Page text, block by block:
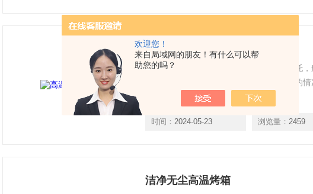
欢迎您！
来自局域网的朋友！有什么可以帮
助您的吗？
高温老化试验箱
高温老化试验箱用于对电子电工、汽车摩托
相关产品的零部件及材料在高温恒温变化的
时间： 2024-05-23 浏览量： 2459
洁净无尘高温烤箱